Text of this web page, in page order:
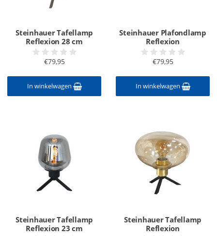
Steinhauer Tafellamp
Reflexion 28 cm
€79,95
In winkelwagen
Steinhauer Plafondlamp
Reflexion
€79,95
In winkelwagen
Steinhauer Tafellamp
Reflexion 23 cm
Steinhauer Tafellamp
Reflexion